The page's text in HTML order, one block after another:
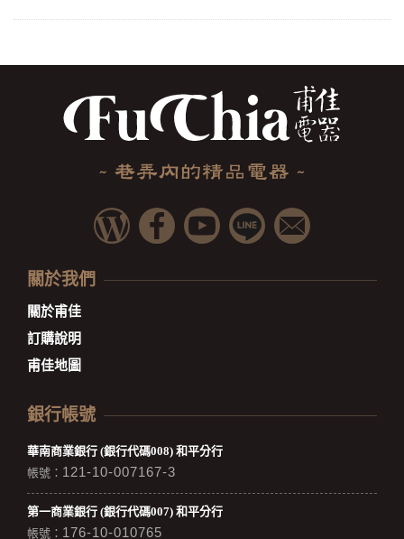
關於我們
關於甫佳
訂購說明
甫佳地圖
銀行帳號
華南商業銀行 (銀行代碼008) 和平分行
帳號： 121-10-007167-3
第一商業銀行 (銀行代碼007) 和平分行
帳號： 176-10-010765